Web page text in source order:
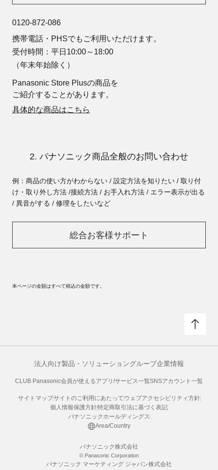
0120-872-086
携帯電話・PHSでもご利用いただけます。
受付時間：平日10:00～18:00
（年末年始除く）
Panasonic Store Plusの商品を
ご紹介することがあります。
具体的な商品はこちら
2. パナソニック商品全般のお問い合わせ
例：商品の使い方がわからない / 設定方法を知りたい / 取り付
け・取り外し方法 /接続方法 / お手入れ方法 / エラー表示が出る
/ 異音がする / 修理をしたいなど
総合お客様サポート
本ページの金額はすべて税込の金額です。
法人向け製品・ソリューショングループ企業情報
CLUB Panasonic会員が使えるアプリ/サービス一覧SNSアカウント一覧
サイトマップサイトのご利用にあたって ウェブアクセシビリティ方針
個人情報保護方針特定商取引法に基づく表記
パナソニックホールディングス
Area/Country
パナソニック株式会社
© Panasonic Corporation
パナソニック マーケティング ジャパン株式会社